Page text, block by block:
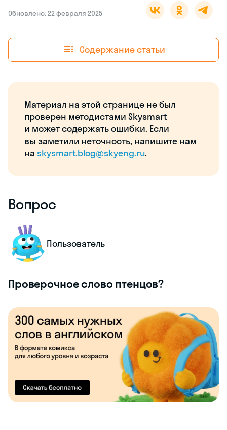
Обновлено: 22 февраля 2025
Содержание статьи
Материал на этой странице не был
проверен методистами Skysmart
и может содержать ошибки. Если
вы заметили неточность, напишите нам
на skysmart.blog@skyeng.ru.
Вопрос
Пользователь
Проверочное слово птенцов?